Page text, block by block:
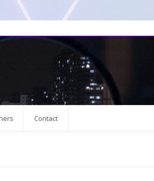
Contact